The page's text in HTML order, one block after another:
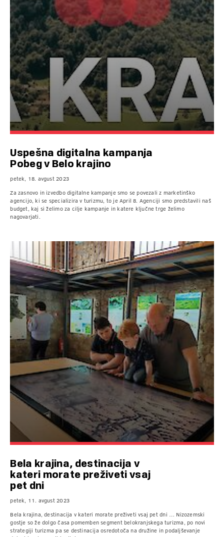
Uspešna digitalna kampanja
Pobeg v Belo krajino
petek, 18. avgust 2023
Za zasnovo in izvedbo digitalne kampanje smo se povezali z marketinško
agencijo, ki se specializira v turizmu, to je April 8. Agenciji smo predstavili naš
budget, kaj si želimo za cilje kampanje in katere ključne trge želimo
nagovarjati.
Bela krajina, destinacija v
kateri morate preživeti vsaj
pet dni
petek, 11. avgust 2023
Bela krajina, destinacija v kateri morate preživeti vsaj pet dni … Nizozemski
gostje so že dolgo časa pomemben segment belokranjskega turizma, po novi
strategiji turizma pa se destinacija osredotoča na družine in podaljševanje